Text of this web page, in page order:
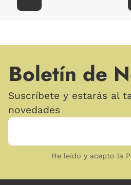
Boletín de
Suscríbete y estarás al
novedades
He leído y acepto la